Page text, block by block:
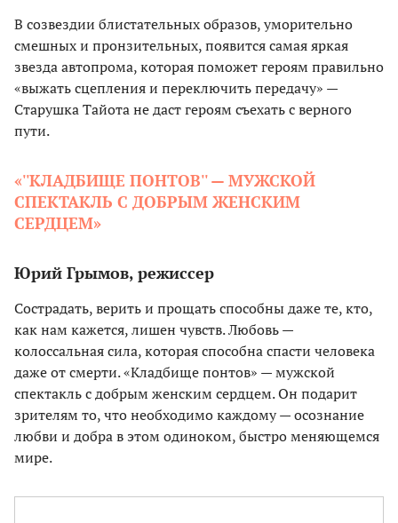
В созвездии блистательных образов, уморительно
смешных и пронзительных, появится самая яркая
звезда автопрома, которая поможет героям правильно
«выжать сцепления и переключить передачу» —
Старушка Тайота не даст героям съехать с верного
пути.
«''КЛАДБИЩЕ ПОНТОВ'' — МУЖСКОЙ
СПЕКТАКЛЬ С ДОБРЫМ ЖЕНСКИМ
СЕРДЦЕМ»
Юрий Грымов, режиссер
Сострадать, верить и прощать способны даже те, кто,
как нам кажется, лишен чувств. Любовь —
колоссальная сила, которая способна спасти человека
даже от смерти. «Кладбище понтов» — мужской
спектакль с добрым женским сердцем. Он подарит
зрителям то, что необходимо каждому — осознание
любви и добра в этом одиноком, быстро меняющемся
мире.